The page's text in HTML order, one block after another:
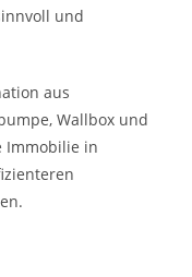
und
aus
Wallbox und
Immobilie in